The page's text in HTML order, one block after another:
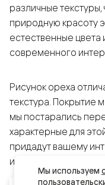
различные
природную красоту
естественные цвета
современного
Рисунок ореха
текстура. Покрытие
мы постарались
характерные для
придадут вашему
и выразительность.
Мы используем